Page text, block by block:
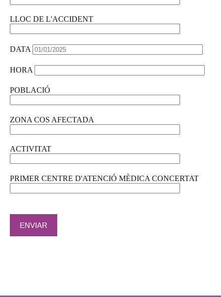
LLOC DE L'ACCIDENT
DATA
HORA
POBLACIÓ
ZONA COS AFECTADA
ACTIVITAT
PRIMER CENTRE D'ATENCIÓ MÈDICA CONCERTAT